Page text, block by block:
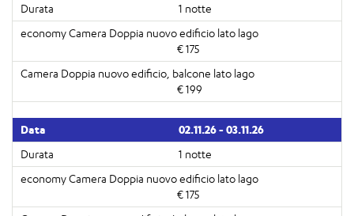
1 notte
€ 175
€ 199
02.11.26 - 03.11.26
1 notte
€ 175